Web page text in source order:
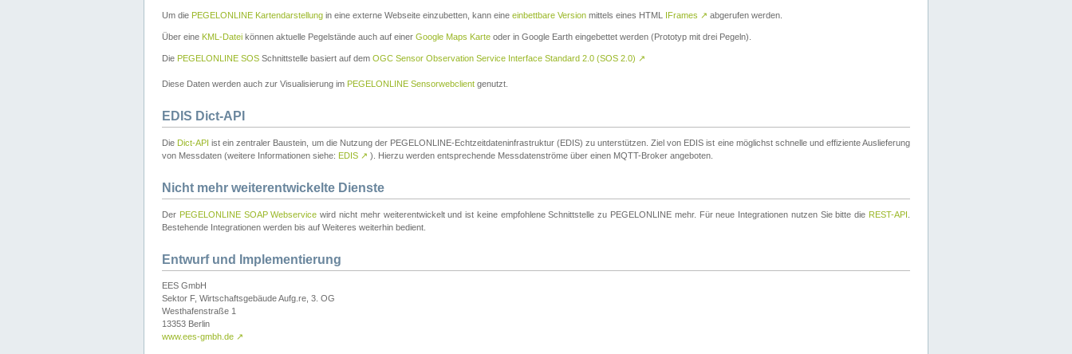
Um die PEGELONLINE Kartendarstellung in eine externe Webseite einzubetten, kann eine einbettbare Version mittels eines HTML IFrames ↗ abgerufen werden.
Über eine KML-Datei können aktuelle Pegelstände auch auf einer Google Maps Karte oder in Google Earth eingebettet werden (Prototyp mit drei Pegeln).
Die PEGELONLINE SOS Schnittstelle basiert auf dem OGC Sensor Observation Service Interface Standard 2.0 (SOS 2.0) ↗
Diese Daten werden auch zur Visualisierung im PEGELONLINE Sensorwebclient genutzt.
EDIS Dict-API
Die Dict-API ist ein zentraler Baustein, um die Nutzung der PEGELONLINE-Echtzeitdateninfrastruktur (EDIS) zu unterstützen. Ziel von EDIS ist eine möglichst schnelle und effiziente Auslieferung
von Messdaten (weitere Informationen siehe: EDIS ↗ ). Hierzu werden entsprechende Messdatenströme über einen MQTT-Broker angeboten.
Nicht mehr weiterentwickelte Dienste
Der PEGELONLINE SOAP Webservice wird nicht mehr weiterentwickelt und ist keine empfohlene Schnittstelle zu PEGELONLINE mehr. Für neue Integrationen nutzen Sie bitte die REST-API
Bestehende Integrationen werden bis auf Weiteres weiterhin bedient.
Entwurf und Implementierung
EES GmbH
Sektor F, Wirtschaftsgebäude Aufg.re, 3. OG
Westhafenstraße 1
13353 Berlin
www.ees-gmbh.de ↗